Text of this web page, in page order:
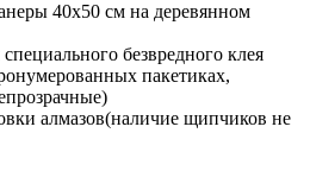
40x50 см на деревянном
безвредного клея
пакетиках,
алмазов(наличие щипчиков не